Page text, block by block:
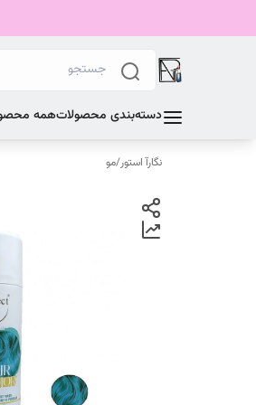
دسته‌بندی محصولاتهمه
نگارآ استور/مو